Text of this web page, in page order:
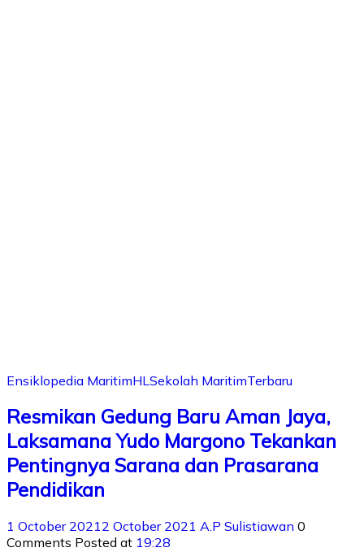
Ensiklopedia MaritimHL Sekolah MaritimTerbaru
Resmikan Gedung Baru Aman Jaya,
Laksamana Yudo Margono Tekankan
Pentingnya Sarana dan Prasarana
Pendidikan
1 October 20212 October 2021 A.P Sulistiawan 0
Comments Posted at 19:28